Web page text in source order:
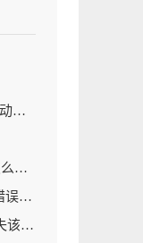
Win11系统中的开始菜单怎么从中间移动到左边
电脑提示缺少ir50_32original.dll文件怎么解决？
win11系统更新安装100版本提示安装错误0x800f0989怎么解决
微信电脑版提示WeChatWin.dll文件缺失该怎么办